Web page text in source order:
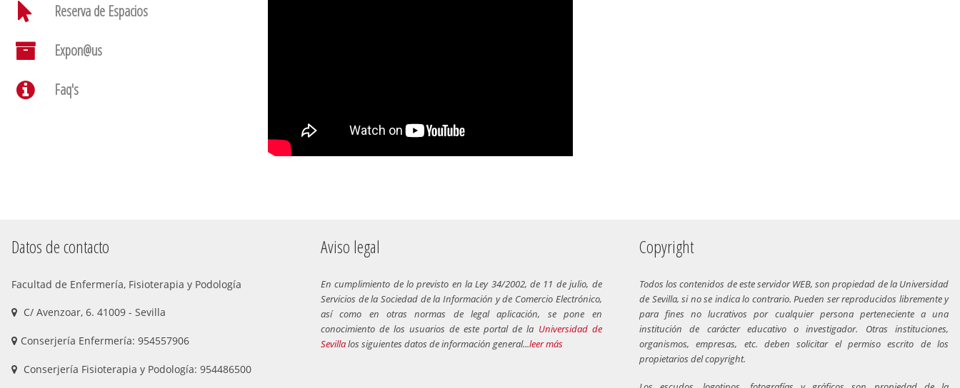
Reserva de Espacios
Expon@us
Faq's
Datos de contacto
Facultad de Enfermería, Fisioterapia y Podología
C/ Avenzoar, 6. 41009 - Sevilla
Conserjería Enfermería: 954557906
Conserjería Fisioterapia y Podología: 954486500
Aviso legal
En cumplimiento de lo previsto en la Ley 34/2002, de 11 de julio, de
Servicios de la Sociedad de la Información y de Comercio Electrónico,
así como en otras normas de legal aplicación, se pone en
conocimiento de los usuarios de este portal de la Universidad de
Sevillalos siguientes datos de información general...leer más
Copyright
Todos los contenidos de este servidor WEB, son propiedad de la Universidad
de Sevilla, si no se indica lo contrario. Pueden ser reproducidos libremente y
para fines no lucrativos por cualquier persona perteneciente a una
institución de carácter educativo o investigador. Otras instituciones,
organismos, empresas, etc. deben solicitar el permiso escrito de los
propietarios del copyright.